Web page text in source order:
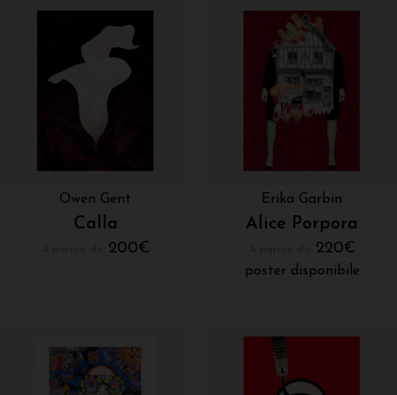
Owen Gent
Calla
200€
Erika Garbin
Alice Porpora
220€
poster disponibile